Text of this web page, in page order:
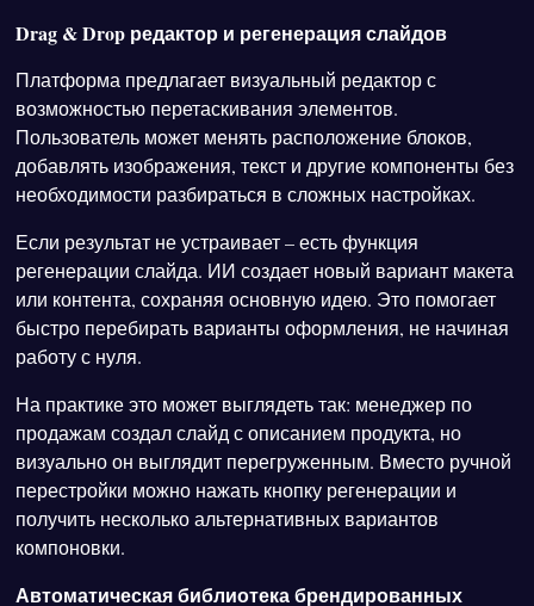
Drag & Drop редактор и регенерация слайдов
Платформа предлагает визуальный редактор с
возможностью перетаскивания элементов.
Пользователь может менять расположение блоков,
добавлять изображения, текст и другие компоненты без
необходимости разбираться в сложных настройках.
Если результат не устраивает – есть функция
регенерации слайда. ИИ создает новый вариант макета
или контента, сохраняя основную идею. Это помогает
быстро перебирать варианты оформления, не начиная
работу с нуля.
На практике это может выглядеть так: менеджер по
продажам создал слайд с описанием продукта, но
визуально он выглядит перегруженным. Вместо ручной
перестройки можно нажать кнопку регенерации и
получить несколько альтернативных вариантов
компоновки.
Автоматическая библиотека брендированных